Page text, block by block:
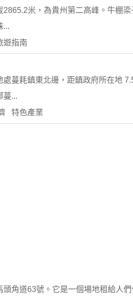
米，為貴州第二高峰。牛棚
...
指南
蔓耗鎮東北邊，距鎮政府所在地
蔓...
特色產業
角道63號。它是一個場地租給人